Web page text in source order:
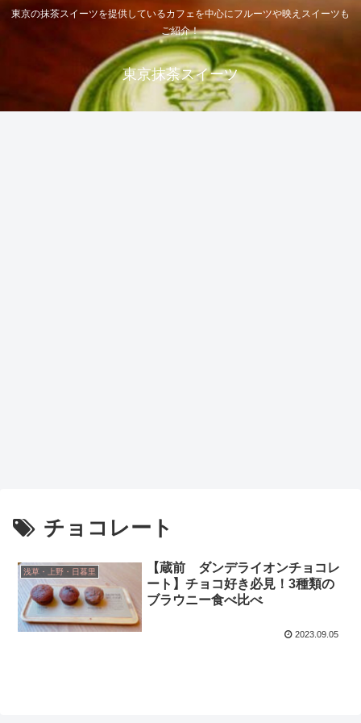
東京の抹茶スイーツを提供しているカフェを中心にフルーツや映えスイーツも
ご紹介！
東京抹茶スイーツ
チョコレート
浅草・上野・日暮里
【蔵前 ダンデライオンチョコレ
ート】チョコ好き必見！3種類の
ブラウニー食べ比べ
2023.09.05